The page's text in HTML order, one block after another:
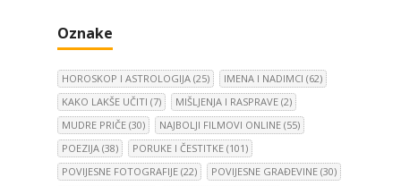
Oznake
HOROSKOP I ASTROLOGIJA (25) IMENA I NADIMCI (62)
KAKO LAKŠE UČITI (7) MIŠLJENJA I RASPRAVE (2)
MUDRE PRIČE (30) NAJBOLJI FILMOVI ONLINE (55)
POEZIJA (38) PORUKE I ČESTITKE (101)
POVIJESNE FOTOGRAFIJE (22) POVIJESNE GRAĐEVINE (30)